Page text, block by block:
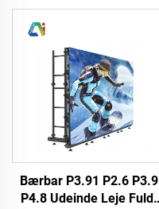
Bærbar P3.91 P2.6 P3.9
P4.8 Udeinde Leje Fuldt